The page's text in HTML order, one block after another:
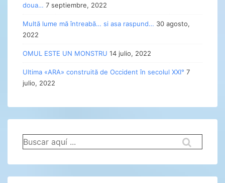
doua… 7 septiembre, 2022
Multă lume mă întreabă… si asa raspund… 30 agosto,
2022
OMUL ESTE UN MONSTRU 14 julio, 2022
Ultima «ARA» construită de Occident în secolul XXI° 7
julio, 2022
Buscar
por: